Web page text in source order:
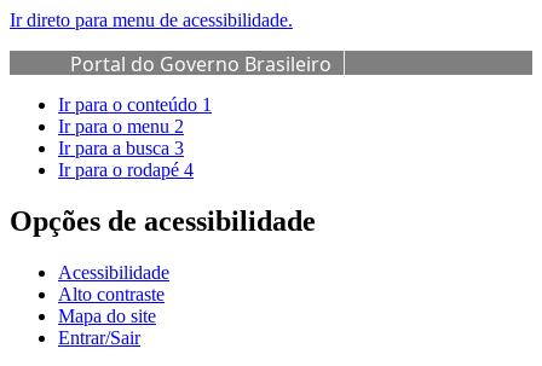
Ir direto para menu de acessibilidade.
Portal do Governo Brasileiro
Ir para o conteúdo 1
Ir para o menu 2
Ir para a busca 3
Ir para o rodapé 4
Opções de acessibilidade
Acessibilidade
Alto contraste
Mapa do site
Entrar/Sair